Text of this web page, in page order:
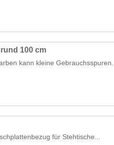
100 cm
kann kleine Gebrauchsspuren...
für Stehtische...